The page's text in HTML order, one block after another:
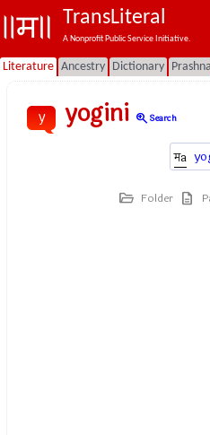
TransLiteral
A Nonprofit Public Service Initiative.
Literature Ancestry Dictionary Prashna
y yogini zoom_inSearch
Folder